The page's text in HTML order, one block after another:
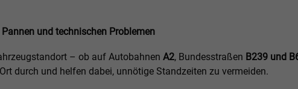
und technischen Problemen
– ob auf Autobahnen A2, Bundesstraßen B239 und
durch und helfen dabei, unnötige Standzeiten zu vermeiden.